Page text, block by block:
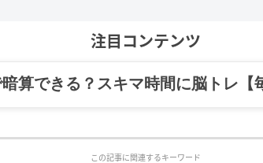
注目コンテンツ
算できる？スキマ時間に脳トレ【
この記事に関連するキーワード